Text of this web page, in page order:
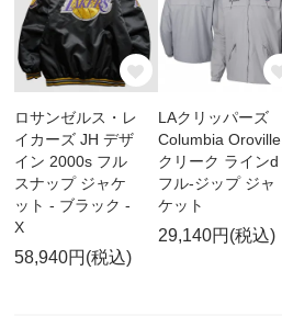
ロサンゼルス・レ
イカーズ JH デザ
イン 2000s フル
スナップ ジャケ
ット - ブラック -
X
58,940円(税込)
LAクリッパーズ
Columbia Oroville
クリーク ラインd
フル-ジップ ジャ
ケット
29,140円(税込)